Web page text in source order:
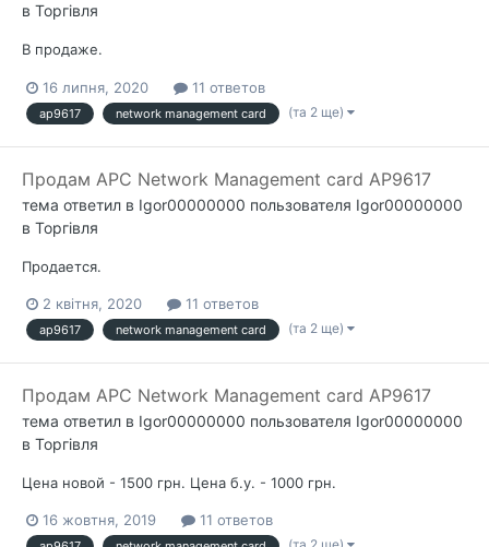
в Торгівля
В продаже.
16 липня, 2020 11 ответов
ap9617 network management card (та 2 ще)
Продам APC Network Management card AP9617
тема ответил в Igor00000000 пользователя Igor00000000
в Торгівля
Продается.
2 квітня, 2020 11 ответов
ap9617 network management card (та 2 ще)
Продам APC Network Management card AP9617
тема ответил в Igor00000000 пользователя Igor00000000
в Торгівля
Цена новой - 1500 грн. Цена б.у. - 1000 грн.
16 жовтня, 2019 11 ответов